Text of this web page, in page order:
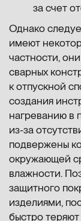
за счет
Однако
имеют
частности,
сварных
к отпускной
создания
нагреванию в
из-за
подвержены
окружающей
влажности.
защитного
изделиями,
быстро